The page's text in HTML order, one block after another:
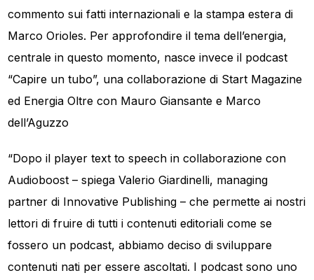
commento sui fatti internazionali e la stampa estera di
Marco Orioles. Per approfondire il tema dell’energia,
centrale in questo momento, nasce invece il podcast
“Capire un tubo”, una collaborazione di Start Magazine
ed Energia Oltre con Mauro Giansante e Marco
dell’Aguzzo
“Dopo il player text to speech in collaborazione con
Audioboost – spiega Valerio Giardinelli, managing
partner di Innovative Publishing – che permette ai nostri
lettori di fruire di tutti i contenuti editoriali come se
fossero un podcast, abbiamo deciso di sviluppare
contenuti nati per essere ascoltati. I podcast sono uno